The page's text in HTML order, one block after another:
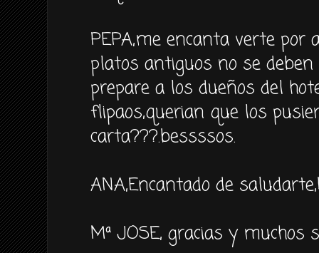
PEPA,me encanta verte por
platos antiguos no se
prepare a los dueños del
flipaos,querian que los
carta???.bessssos.
ANA,Encantado de
Mª JOSE, gracias y muchos